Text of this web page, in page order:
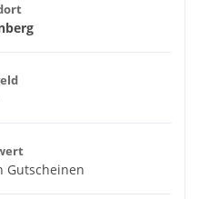
Gutscheinen